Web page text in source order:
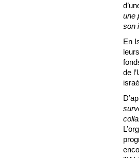
une
son
En
de